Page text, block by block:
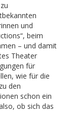
und
beim
– und damit
Theater
für
wie für die
den
schon ein
ob sich das